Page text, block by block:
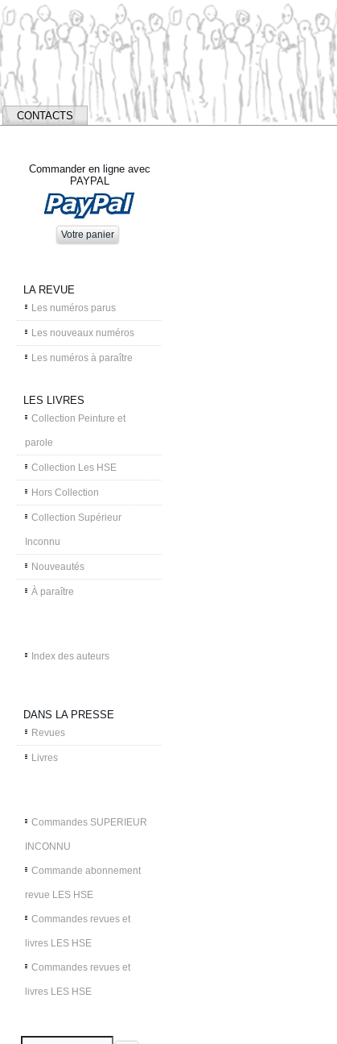
CONTACTS
Commander en ligne avec
PAYPAL
LA REVUE
Les numéros parus
Les nouveaux numéros
Les numéros à paraître
LES LIVRES
Collection Peinture et
parole
Collection Les HSE
Hors Collection
Collection Supérieur
Inconnu
Nouveautés
À paraître
Index des auteurs
DANS LA PRESSE
Revues
Livres
Commandes SUPERIEUR
INCONNU
Commande abonnement
revue LES HSE
Commandes revues et
livres LES HSE
Commandes revues et
livres LES HSE